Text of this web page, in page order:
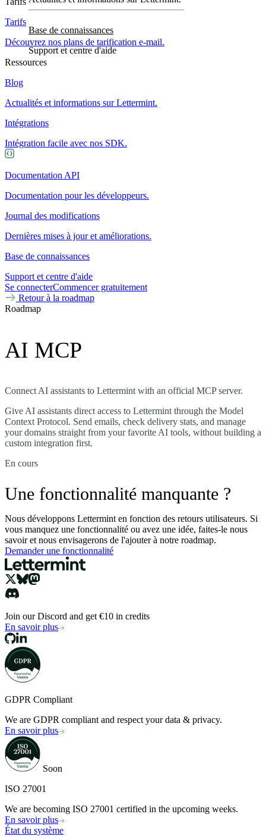
Base de connaissances
Support et centre d'aide
Tarifs
Découvrez nos plans de tarification e-mail.
Ressources
Blog
Actualités et informations sur Lettermint.
Intégrations
Intégration facile avec nos SDK.
Documentation API
Documentation pour les développeurs.
Journal des modifications
Dernières mises à jour et améliorations.
Base de connaissances
Support et centre d'aide
Se connecterCommencer gratuitement
Retour à la roadmap
Roadmap
AI MCP
Connect AI assistants to Lettermint with an official MCP server.
Give AI assistants direct access to Lettermint through the Model
Context Protocol. Send emails, check delivery stats, and manage
your domains straight from your favorite AI tools, without building a
custom integration first.
En cours
Une fonctionnalité manquante ?
Nous développons Lettermint en fonction des retours utilisateurs. Si
vous manquez une fonctionnalité ou avez une idée, faites-le nous
savoir et nous envisagerons de l'ajouter à notre roadmap.
Demander une fonctionnalité
Join our Discord and get €10 in credits
En savoir plus
GDPR Compliant
We are GDPR compliant and respect your data & privacy.
En savoir plus
Soon
ISO 27001
We are becoming ISO 27001 certified in the upcoming weeks.
En savoir plus
État du système